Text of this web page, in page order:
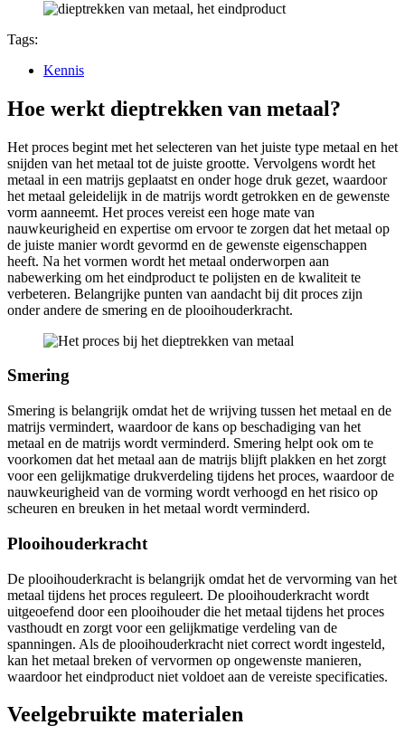
Tags:
Kennis
Hoe werkt dieptrekken van metaal?
Het proces begint met het selecteren van het juiste type metaal en het
snijden van het metaal tot de juiste grootte. Vervolgens wordt het
metaal in een matrijs geplaatst en onder hoge druk gezet, waardoor
het metaal geleidelijk in de matrijs wordt getrokken en de gewenste
vorm aanneemt. Het proces vereist een hoge mate van
nauwkeurigheid en expertise om ervoor te zorgen dat het metaal op
de juiste manier wordt gevormd en de gewenste eigenschappen
heeft. Na het vormen wordt het metaal onderworpen aan
nabewerking om het eindproduct te polijsten en de kwaliteit te
verbeteren. Belangrijke punten van aandacht bij dit proces zijn
onder andere de smering en de plooihouderkracht.
Smering
Smering is belangrijk omdat het de wrijving tussen het metaal en de
matrijs vermindert, waardoor de kans op beschadiging van het
metaal en de matrijs wordt verminderd. Smering helpt ook om te
voorkomen dat het metaal aan de matrijs blijft plakken en het zorgt
voor een gelijkmatige drukverdeling tijdens het proces, waardoor de
nauwkeurigheid van de vorming wordt verhoogd en het risico op
scheuren en breuken in het metaal wordt verminderd.
Plooihouderkracht
De plooihouderkracht is belangrijk omdat het de vervorming van het
metaal tijdens het proces reguleert. De plooihouderkracht wordt
uitgeoefend door een plooihouder die het metaal tijdens het proces
vasthoudt en zorgt voor een gelijkmatige verdeling van de
spanningen. Als de plooihouderkracht niet correct wordt ingesteld,
kan het metaal breken of vervormen op ongewenste manieren,
waardoor het eindproduct niet voldoet aan de vereiste specificaties.
Veelgebruikte materialen